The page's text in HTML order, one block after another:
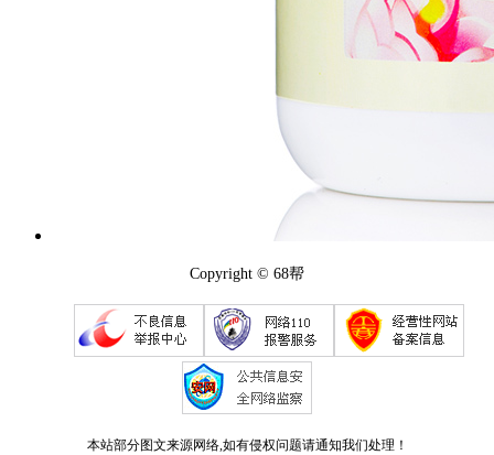
Copyright © 68帮
本站部分图文来源网络,如有侵权问题请通知我们处理！